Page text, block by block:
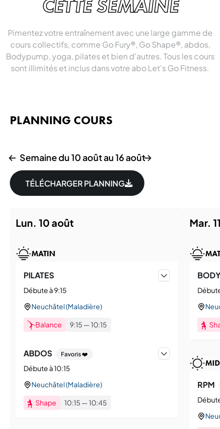
CETTE SEMAINE
Pimentez votre entraînement avec une large gamme de
cours collectifs, comme Go Fury®, Go Shape®, abdos,
Bodypump, yoga, pilates et bien d'autres. Tous les cours
sont illimités et inclus dans votre abo Let's Go Fitness.
PLANNING COURS
Semaine du 10 août au 16 août
TÉLÉCHARGER PLANNING
lun. 10 août
MATIN
PILATES
Débute à 9:15
Neuchâtel (Maladière)
Balance 9:15 —10:15
ABDOS Favoris ❤️
Débute à 10:15
Neuchâtel (Maladière)
Shape 10:15 —10:45
mar.
RPM